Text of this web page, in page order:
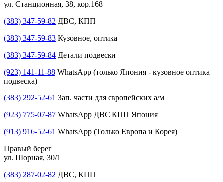
ул. Станционная, 38, кор.168
(383) 347-59-82 ДВС, КПП
(383) 347-59-83 Кузовное, оптика
(383) 347-59-84 Детали подвески
(923) 141-11-88 WhatsApp (только Япония - кузовное оптика
подвеска)
(383) 292-52-61 Зап. части для европейских а/м
(923) 775-07-87 WhatsApp ДВС КПП Япония
(913) 916-52-61 WhatsApp (Только Европа и Корея)
Правый берег
ул. Шорная, 30/1
(383) 287-02-82 ДВС, КПП